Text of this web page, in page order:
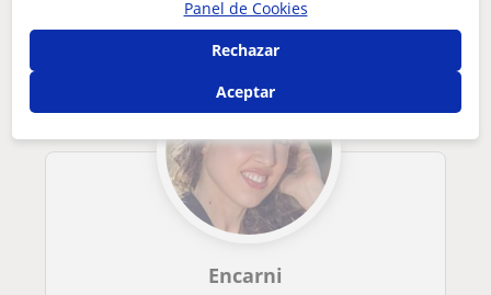
Encarni
Panel de Cookies
Rechazar
Aceptar